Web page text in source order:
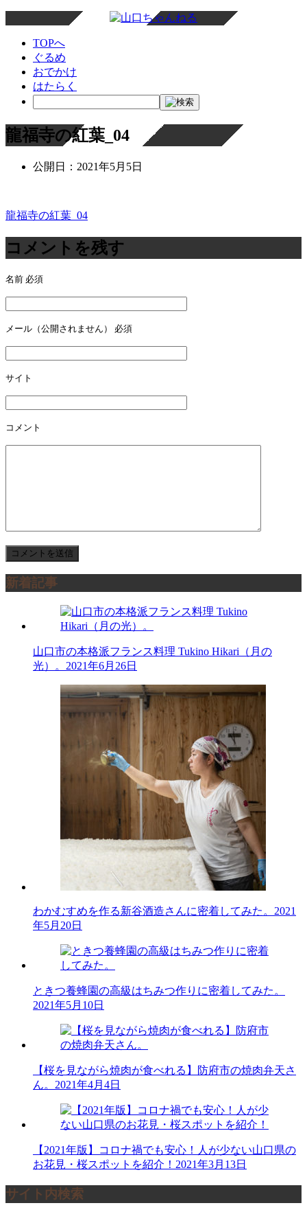
TOPへ
ぐるめ
おでかけ
はたらく
龍福寺の紅葉_04
公開日： 2021年5月5日
投
稿
ナ
ビ
ゲ
ー
シ
ョ
ン
龍福寺の紅葉_04
コメントを残す
名前 必須
メール（公開されません） 必須
サイト
コメント
新着記事
山口市の本格派フランス料理 Tukino Hikari（月の
光）。 2021年6月26日
わかむすめを作る新谷酒造さんに密着してみた。 2021
年5月20日
ときつ養蜂園の高級はちみつ作りに密着してみた。
2021年5月10日
【桜を見ながら焼肉が食べれる】防府市の焼肉弁天さ
ん。 2021年4月4日
【2021年版】コロナ禍でも安心！人が少ない山口県の
お花見・桜スポットを紹介！ 2021年3月13日
サイト内検索